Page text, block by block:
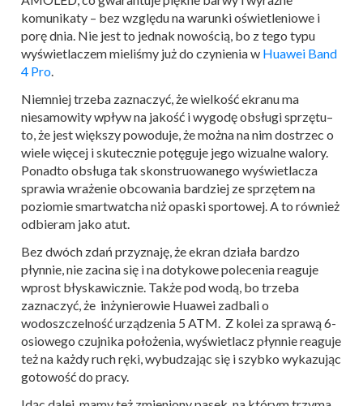
komunikaty – bez względu na warunki oświetleniowe i
porę dnia. Nie jest to jednak nowością, bo z tego typu
wyświetlaczem mieliśmy już do czynienia w Huawei Band
4 Pro.
Niemniej trzeba zaznaczyć, że wielkość ekranu ma
niesamowity wpływ na jakość i wygodę obsługi sprzętu–
to, że jest większy powoduje, że można na nim dostrzec o
wiele więcej i skutecznie potęguje jego wizualne walory.
Ponadto obsługa tak skonstruowanego wyświetlacza
sprawia wrażenie obcowania bardziej ze sprzętem na
poziomie smartwatcha niż opaski sportowej. A to również
odbieram jako atut.
Bez dwóch zdań przyznaję, że ekran działa bardzo
płynnie, nie zacina się i na dotykowe polecenia reaguje
wprost błyskawicznie. Także pod wodą, bo trzeba
zaznaczyć, że inżynierowie Huawei zadbali o
wodoszczelność urządzenia 5 ATM. Z kolei za sprawą 6-
osiowego czujnika położenia, wyświetlacz płynnie reaguje
też na każdy ruch ręki, wybudzając się i szybko wykazując
gotowość do pracy.